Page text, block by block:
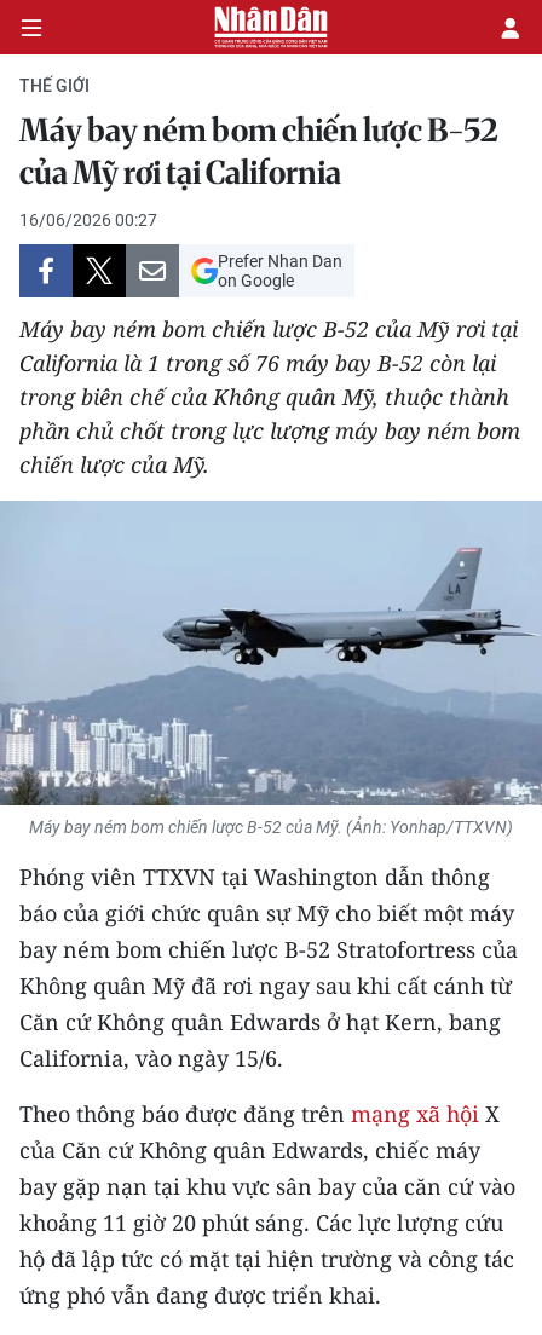
CHÍNH TRỊ
KINH TẾ
VĂN HÓA
XÃ HỘI
PHÁP LUẬT
DU LỊCH
KHOA HỌC - CÔNG NGHỆ
MÔI TRƯỜNG
BẠN ĐỌC
KIỂM CHỨNG THÔNG TIN
TRI THỨC CHUYÊN SÂU
54 DÂN TỘC VIỆT NAM
MỘT SẢN PHẨM
RADIO
MEDIA CENTER
E-Magazine
THẾ GIỚI
Máy bay ném bom chiến lược B-52
của Mỹ rơi tại California
16/06/2026 00:27
Prefer Nhan Dan
on Google
Máy bay ném bom chiến lược B-52 của Mỹ rơi tại
California là 1 trong số 76 máy bay B-52 còn lại
trong biên chế của Không quân Mỹ, thuộc thành
phần chủ chốt trong lực lượng máy bay ném bom
chiến lược của Mỹ.​
Máy bay ném bom chiến lược B-52 của Mỹ. (Ảnh: Yonhap/TTXVN)
Phóng viên TTXVN tại Washington dẫn thông
báo của giới chức quân sự Mỹ cho biết một máy
bay ném bom chiến lược B-52 Stratofortress của
Không quân Mỹ đã rơi ngay sau khi cất cánh từ
Căn cứ Không quân Edwards ở hạt Kern, bang
California, vào ngày 15/6.
Theo thông báo được đăng trên mạng xã hội X
của Căn cứ Không quân Edwards, chiếc máy
bay gặp nạn tại khu vực sân bay của căn cứ vào
khoảng 11 giờ 20 phút sáng. Các lực lượng cứu
hộ đã lập tức có mặt tại hiện trường và công tác
ứng phó vẫn đang được triển khai.